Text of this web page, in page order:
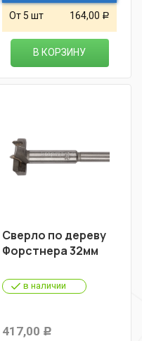
От 5 шт 164,00 Р
В КОРЗИНУ
Сверло по дереву
Форстнера 32мм
в наличии
417,00 Р